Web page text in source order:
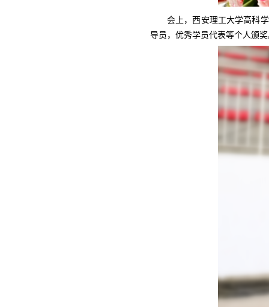
会上，西安理工大学高科
导员，优秀学员代表等个人颁